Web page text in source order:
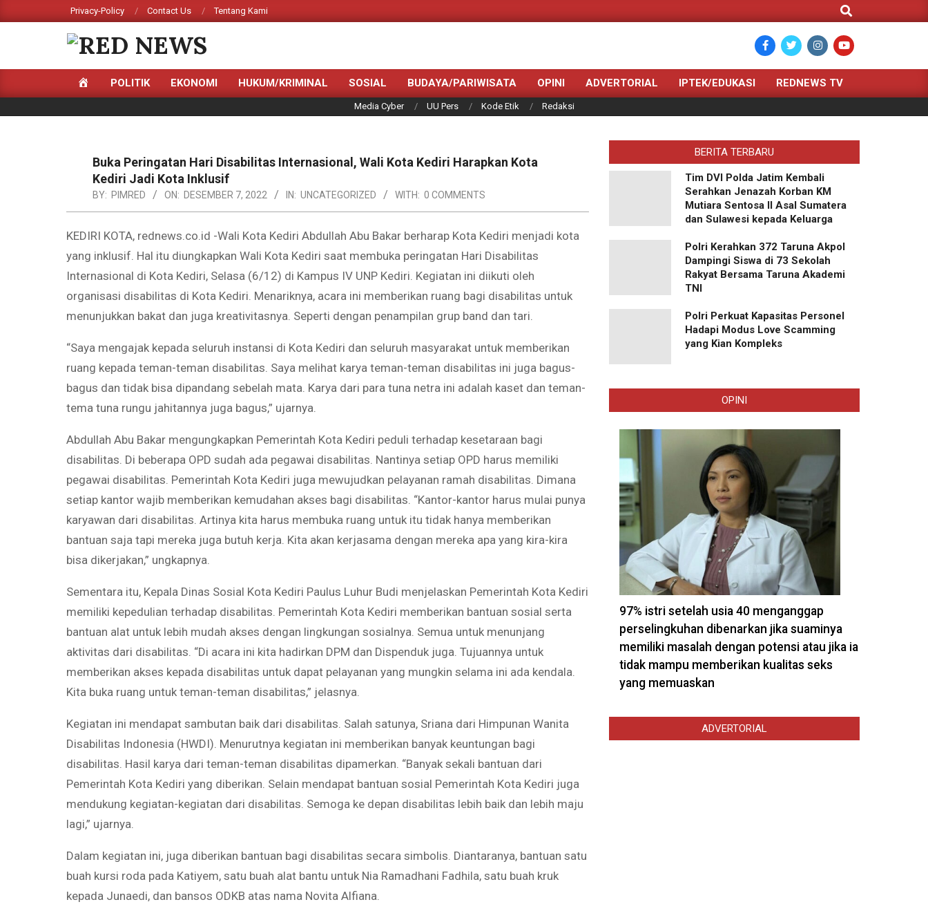
to
Privacy-Policy Contact Us Tentang Kami
Search
RED
NEWS
Primary
HOMEPOLITIK EKONOMI HUKUM/KRIMINAL SOSIAL BUDAYA/PARIWISATA OPINI ADVERTORIAL IPTEK/EDUKASI REDNEWS TV
Media Cyber UU Pers Kode Etik Redaksi
Buka Peringatan Hari Disabilitas Internasional, Wali Kota Kediri Harapkan Kota
Kediri Jadi Kota Inklusif
BY: PIMRED ON: DESEMBER 7, 2022 IN: UNCATEGORIZED WITH: 0 COMMENTS
KEDIRI KOTA, rednews.co.id -Wali Kota Kediri Abdullah Abu Bakar berharap Kota Kediri menjadi kota
yang inklusif. Hal itu diungkapkan Wali Kota Kediri saat membuka peringatan Hari Disabilitas
Internasional di Kota Kediri, Selasa (6/12) di Kampus IV UNP Kediri. Kegiatan ini diikuti oleh
organisasi disabilitas di Kota Kediri. Menariknya, acara ini memberikan ruang bagi disabilitas untuk
menunjukkan bakat dan juga kreativitasnya. Seperti dengan penampilan grup band dan tari.
“Saya mengajak kepada seluruh instansi di Kota Kediri dan seluruh masyarakat untuk memberikan
ruang kepada teman-teman disabilitas. Saya melihat karya teman-teman disabilitas ini juga bagus-
bagus dan tidak bisa dipandang sebelah mata. Karya dari para tuna netra ini adalah kaset dan teman-
tema tuna rungu jahitannya juga bagus,” ujarnya.
Abdullah Abu Bakar mengungkapkan Pemerintah Kota Kediri peduli terhadap kesetaraan bagi
disabilitas. Di beberapa OPD sudah ada pegawai disabilitas. Nantinya setiap OPD harus memiliki
pegawai disabilitas. Pemerintah Kota Kediri juga mewujudkan pelayanan ramah disabilitas. Dimana
setiap kantor wajib memberikan kemudahan akses bagi disabilitas. “Kantor-kantor harus mulai punya
karyawan dari disabilitas. Artinya kita harus membuka ruang untuk itu tidak hanya memberikan
bantuan saja tapi mereka juga butuh kerja. Kita akan kerjasama dengan mereka apa yang kira-kira
bisa dikerjakan,” ungkapnya.
Sementara itu, Kepala Dinas Sosial Kota Kediri Paulus Luhur Budi menjelaskan Pemerintah Kota Kediri
memiliki kepedulian terhadap disabilitas. Pemerintah Kota Kediri memberikan bantuan sosial serta
bantuan alat untuk lebih mudah akses dengan lingkungan sosialnya. Semua untuk menunjang
aktivitas dari disabilitas. “Di acara ini kita hadirkan DPM dan Dispenduk juga. Tujuannya untuk
memberikan akses kepada disabilitas untuk dapat pelayanan yang mungkin selama ini ada kendala.
Kita buka ruang untuk teman-teman disabilitas,” jelasnya.
Kegiatan ini mendapat sambutan baik dari disabilitas. Salah satunya, Sriana dari Himpunan Wanita
Disabilitas Indonesia (HWDI). Menurutnya kegiatan ini memberikan banyak keuntungan bagi
disabilitas. Hasil karya dari teman-teman disabilitas dipamerkan. “Banyak sekali bantuan dari
Pemerintah Kota Kediri yang diberikan. Selain mendapat bantuan sosial Pemerintah Kota Kediri juga
mendukung kegiatan-kegiatan dari disabilitas. Semoga ke depan disabilitas lebih baik dan lebih maju
lagi,” ujarnya.
Dalam kegiatan ini, juga diberikan bantuan bagi disabilitas secara simbolis. Diantaranya, bantuan satu
buah kursi roda pada Katiyem, satu buah alat bantu untuk Nia Ramadhani Fadhila, satu buah kruk
kepada Junaedi, dan bansos ODKB atas nama Novita Alfiana.
BERITA TERBARU
Tim DVI Polda Jatim Kembali
Serahkan Jenazah Korban KM
Mutiara Sentosa II Asal Sumatera
dan Sulawesi kepada Keluarga
Polri Kerahkan 372 Taruna Akpol
Dampingi Siswa di 73 Sekolah
Rakyat Bersama Taruna Akademi
TNI
Polri Perkuat Kapasitas Personel
Hadapi Modus Love Scamming
yang Kian Kompleks
OPINI
97% istri setelah usia 40 menganggap
perselingkuhan dibenarkan jika suaminya
memiliki masalah dengan potensi atau jika ia
tidak mampu memberikan kualitas seks
yang memuaskan
ADVERTORIAL